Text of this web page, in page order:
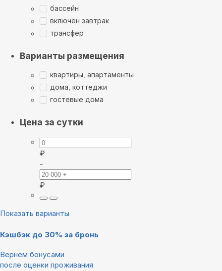
бассейн
включён завтрак
трансфер
Варианты размещения
квартиры, апартаменты
дома, коттеджи
гостевые дома
Цена за сутки
₽
-
₽
Показать варианты
Кэшбэк до 30% за бронь
Вернём бонусами
после оценки проживания